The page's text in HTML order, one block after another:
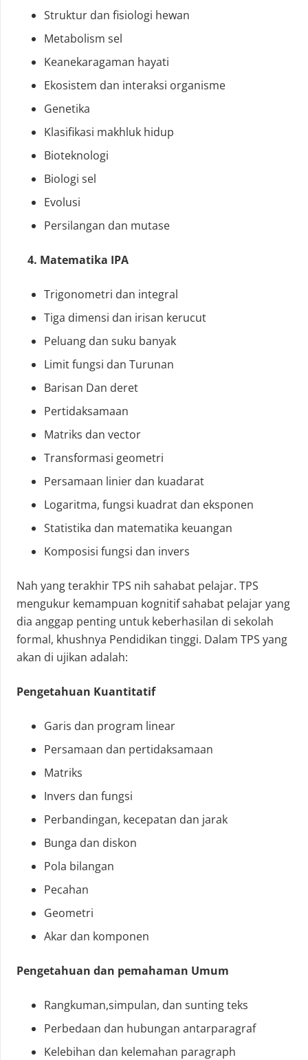
Struktur dan fisiologi hewan
Metabolism sel
Keanekaragaman hayati
Ekosistem dan interaksi organisme
Genetika
Klasifikasi makhluk hidup
Bioteknologi
Biologi sel
Evolusi
Persilangan dan mutase
4. Matematika IPA
Trigonometri dan integral
Tiga dimensi dan irisan kerucut
Peluang dan suku banyak
Limit fungsi dan Turunan
Barisan Dan deret
Pertidaksamaan
Matriks dan vector
Transformasi geometri
Persamaan linier dan kuadarat
Logaritma, fungsi kuadrat dan eksponen
Statistika dan matematika keuangan
Komposisi fungsi dan invers
Nah yang terakhir TPS nih sahabat pelajar. TPS
mengukur kemampuan kognitif sahabat pelajar yang
dia anggap penting untuk keberhasilan di sekolah
formal, khushnya Pendidikan tinggi. Dalam TPS yang
akan di ujikan adalah:
Pengetahuan Kuantitatif
Garis dan program linear
Persamaan dan pertidaksamaan
Matriks
Invers dan fungsi
Perbandingan, kecepatan dan jarak
Bunga dan diskon
Pola bilangan
Pecahan
Geometri
Akar dan komponen
Pengetahuan dan pemahaman Umum
Rangkuman,simpulan, dan sunting teks
Perbedaan dan hubungan antarparagraf
Kelebihan dan kelemahan paragraph